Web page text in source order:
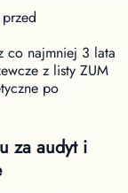
co najmniej 3 lata
z listy ZUM
po
za audyt i